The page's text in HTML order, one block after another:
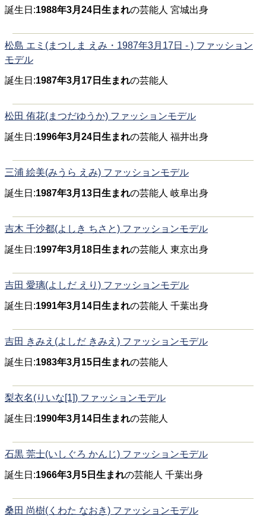
誕生日:1988年3月24日生まれの芸能人 宮城出身
松島 エミ(まつしま えみ・1987年3月17日 - ) ファッション
モデル
誕生日:1987年3月17日生まれの芸能人
松田 侑花(まつだゆうか) ファッションモデル
誕生日:1996年3月24日生まれの芸能人 福井出身
三浦 絵美(みうら えみ) ファッションモデル
誕生日:1987年3月13日生まれの芸能人 岐阜出身
吉木 千沙都(よしき ちさと) ファッションモデル
誕生日:1997年3月18日生まれの芸能人 東京出身
吉田 愛璃(よしだ えり) ファッションモデル
誕生日:1991年3月14日生まれの芸能人 千葉出身
吉田 きみえ(よしだ きみえ) ファッションモデル
誕生日:1983年3月15日生まれの芸能人
梨衣名(りいな[1]) ファッションモデル
誕生日:1990年3月14日生まれの芸能人
石黒 莞士(いしぐろ かんじ) ファッションモデル
誕生日:1966年3月5日生まれの芸能人 千葉出身
桑田 尚樹(くわた なおき) ファッションモデル